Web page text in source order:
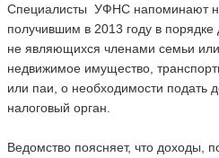
Специалисты УФНС напоминают
получившим в 2013 году в порядке
не являющихся членами семьи
недвижимое имущество,
или паи, о необходимости подать
налоговый орган.
Ведомство поясняет, что доходы,